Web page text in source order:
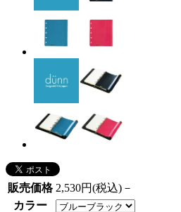
販売価格 2,530円(税込)－
カラー